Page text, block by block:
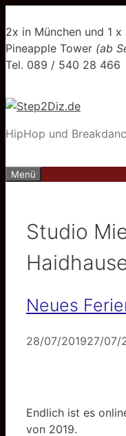
Inhalt
springen
2x in München und 1
Pineapple Tower (ab
Tel. 089 / 540 28 466
HipHop und
Menü
Studio
Neues
28/07/201927/07/
Endlich ist es
von 2019.